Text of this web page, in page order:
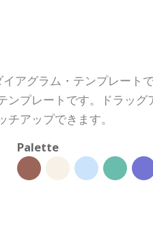
アグラム・テンプレート
ンプレートです。ドラッ
アップできます。
Palette